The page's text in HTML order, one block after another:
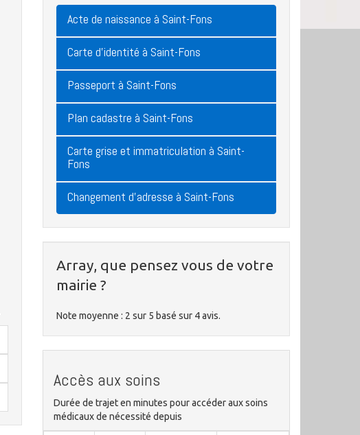
Acte de naissance à Saint-Fons
Carte d'identité à Saint-Fons
Passeport à Saint-Fons
Plan cadastre à Saint-Fons
Carte grise et immatriculation à Saint-
Fons
Changement d'adresse à Saint-Fons
Array, que pensez vous de votre
mairie ?
Note moyenne : 2 sur 5 basé sur 4avis.
Accès aux soins
Durée de trajet en minutes pour accéder aux soins
médicaux de nécessité depuis